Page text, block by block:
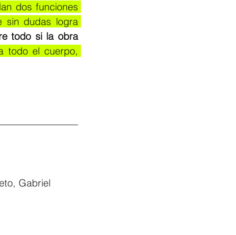
dos funciones
sin dudas logra
todo si la obra
todo el cuerpo,
Gabriel